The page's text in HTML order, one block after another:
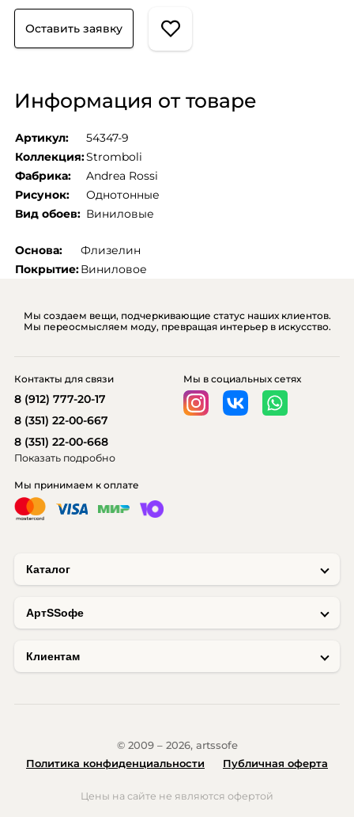
Оставить заявку
Информация от товаре
Артикул:
54347-9
Коллекция:Stromboli
Фабрика:
Andrea Rossi
Рисунок:
Однотонные
Вид обоев: Виниловые
Основа:
Флизелин
Покрытие:Виниловое
Мы создаем вещи, подчеркивающие статус наших клиентов.
Мы переосмысляем моду, превращая интерьер в искусство.
Каталог
AртSSофе
Клиентам
Мы принимаем к оплате
Мы в социальных сетях
Контакты для связи
8 (912) 777-20-17
8 (351) 22-00-667
8 (351) 22-00-668
Показать подробно
© 2009 – 2026, artssofe
Политика конфиденциальности
Публичная оферта
Цены на сайте не являются офертой